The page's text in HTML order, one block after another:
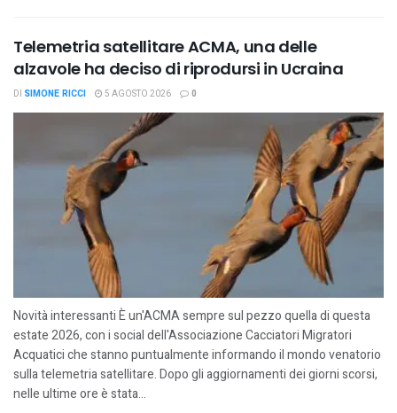
Telemetria satellitare ACMA, una delle
alzavole ha deciso di riprodursi in Ucraina
DI SIMONE RICCI 5 AGOSTO 2026 0
Novità interessanti È un'ACMA sempre sul pezzo quella di questa
estate 2026, con i social dell'Associazione Cacciatori Migratori
Acquatici che stanno puntualmente informando il mondo venatorio
sulla telemetria satellitare. Dopo gli aggiornamenti dei giorni scorsi,
nelle ultime ore è stata...